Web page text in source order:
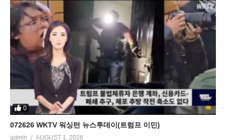
0
072626 WKTV 워싱턴 뉴스투데이(트럼프 이민)
admin AUGUST 1, 2026